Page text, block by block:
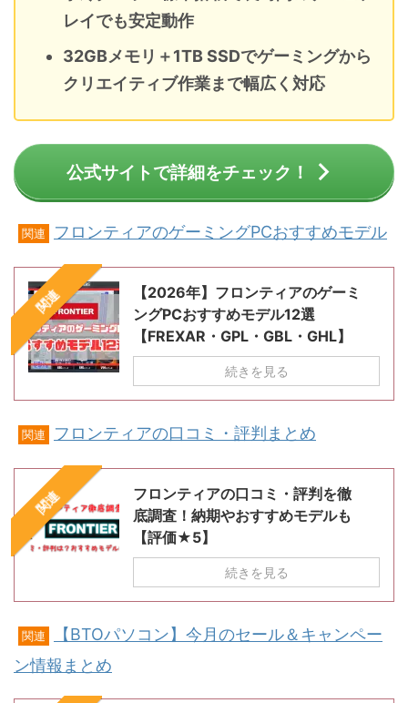
レイでも安定動作
32GBメモリ＋1TB SSDでゲーミングから
クリエイティブ作業まで幅広く対応
公式サイトで詳細をチェック！
関連 フロンティアのゲーミングPCおすすめモデル
関連
【2026年】フロンティアのゲーミ
ングPCおすすめモデル12選
【FREXAR・GPL・GBL・GHL】
続きを見る
関連 フロンティアの口コミ・評判まとめ
関連
フロンティアの口コミ・評判を徹
底調査！納期やおすすめモデルも
【評価★5】
続きを見る
関連
【BTOパソコン】今月のセール＆キャンペー
ン情報まとめ